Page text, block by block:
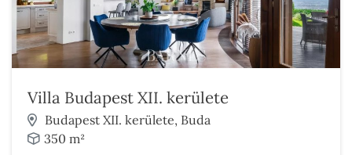
Villa Budapest XII. kerülete
Budapest XII. kerülete, Buda
350 m²